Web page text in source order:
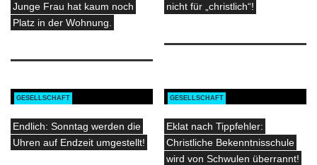
Junge Frau hat kaum noch
Platz in der Wohnung.
nicht für „christlich“!
GESELLSCHAFT
Endlich: Sonntag werden die
Uhren auf Endzeit umgestellt!
GESELLSCHAFT
Eklat nach Tippfehler:
Christliche Bekenntnisschule
wird von Schwulen überrannt!